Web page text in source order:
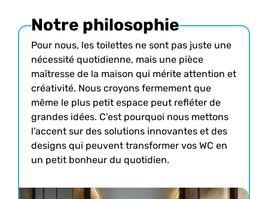
Notre philosophie
Pour nous, les toilettes ne sont pas juste une
nécessité quotidienne, mais une pièce
maîtresse de la maison qui mérite attention et
créativité. Nous croyons fermement que
même le plus petit espace peut refléter de
grandes idées. C’est pourquoi nous mettons
l’accent sur des solutions innovantes et des
designs qui peuvent transformer vos WC en
un petit bonheur du quotidien.